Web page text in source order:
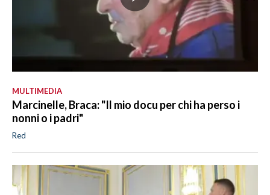
MULTIMEDIA
Marcinelle, Braca: "Il mio docu per chi ha perso i
nonni o i padri"
Red